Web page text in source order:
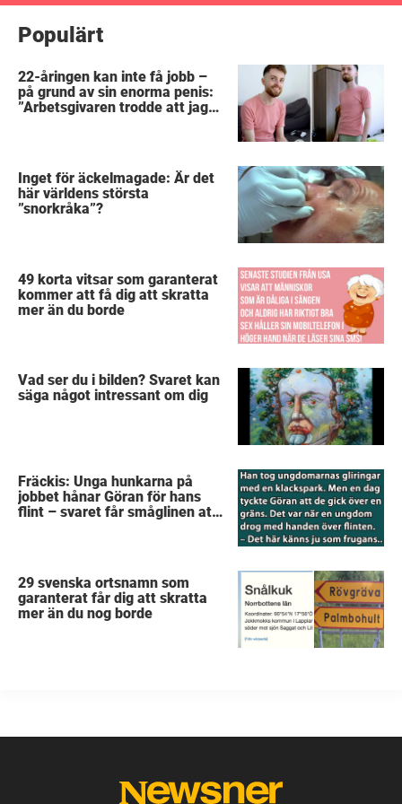
Populärt
22-åringen kan inte få jobb –
på grund av sin enorma penis:
”Arbetsgivaren trodde att jag
Inget för äckelmagade: Är det
här världens största
”snorkråka”?
49 korta vitsar som garanterat
kommer att få dig att skratta
mer än du borde
Vad ser du i bilden? Svaret kan
säga något intressant om dig
Fräckis: Unga hunkarna på
jobbet hånar Göran för hans
flint – svaret får småglinen att
29 svenska ortsnamn som
garanterat får dig att skratta
mer än du nog borde